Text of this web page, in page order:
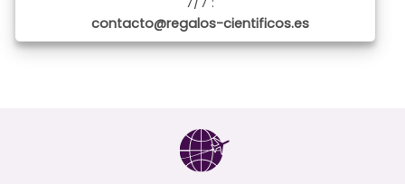
contacto@regalos-cientificos.es